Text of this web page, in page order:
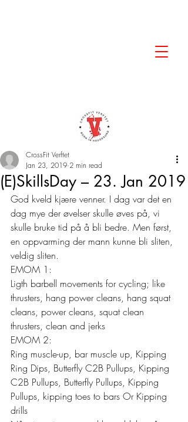
(E)SkillsDay – 23. Jan 2019
CrossFit Verftet
Jan 23, 2019 2 min read
God kveld kjære venner. I dag var det en
dag mye der øvelser skulle øves på, vi
skulle bruke tid på å bli bedre. Men først,
en oppvarming der mann kunne bli sliten,
veldig sliten.
EMOM 1:
Ligth barbell movements for cycling; like
thrusters, hang power cleans, hang squat
cleans, power cleans, squat clean
thrusters, clean and jerks
EMOM 2:
Ring muscle-up, bar muscle up, Kipping
Ring Dips, Butterfly C2B Pullups, Kipping
C2B Pullups, Butterfly Pullups, Kipping
Pullups, kipping toes to bars Or Kipping
drills